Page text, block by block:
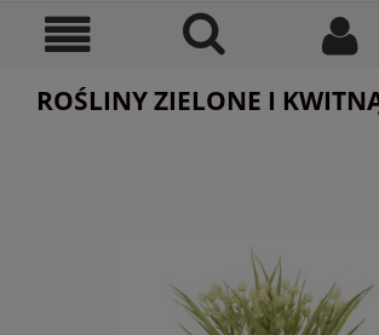
ROŚLINY ZIELONE I